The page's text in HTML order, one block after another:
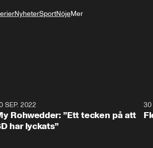
NyheterSportNöjeMer
SEP. 2022
Rohwedder: ”Ett tecken på att
har lyckats”
30